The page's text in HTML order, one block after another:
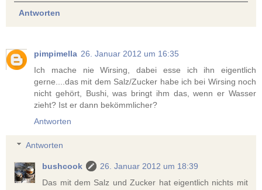
Antworten
pimpimella 26. Januar 2012 um 16:35
Ich mache nie Wirsing, dabei esse ich ihn eigentlich
gerne....das mit dem Salz/Zucker habe ich bei Wirsing noch
nicht gehört, Bushi, was bringt ihm das, wenn er Wasser
zieht? Ist er dann bekömmlicher?
Antworten
Antworten
bushcook
26. Januar 2012 um 18:39
Das mit dem Salz und Zucker hat eigentlich nichts mit